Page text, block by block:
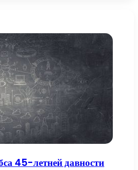
45-летней давности